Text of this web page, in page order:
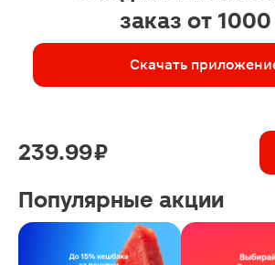
заказ от
Скачать
239.99 ₽
Популярные акции